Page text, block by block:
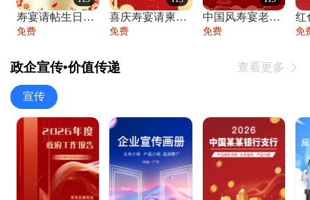
寿宴请帖生日宴邀请函老人寿星生日快乐祝寿
免费
喜庆寿宴请柬老人生日宴会邀请函请柬过大寿
免费
中国风寿宴老人生日宴会邀请函寿宴请帖请柬
免费 免
政企宣传•价值传递 查看更多 
宣传